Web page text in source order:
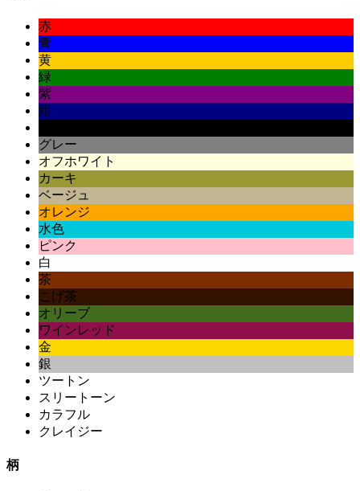
赤
青
黄
緑
紫
紺
グレー
オフホワイト
カーキ
ベージュ
オレンジ
水色
ピンク
白
茶
こげ茶
オリーブ
ワインレッド
金
銀
ツートン
スリートーン
カラフル
クレイジー
柄